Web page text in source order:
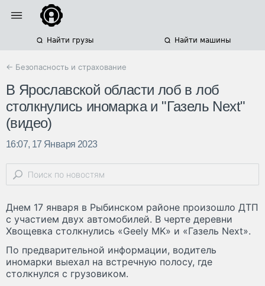
Найти грузы Найти машины
← Безопасность и страхование
В Ярославской области лоб в лоб
столкнулись иномарка и "Газель Next"
(видео)
16:07, 17 Января 2023
Днем 17 января в Рыбинском районе произошло ДТП
с участием двух автомобилей. В черте деревни
Хвощевка столкнулись «Geely MK» и «Газель Next».
По предварительной информации, водитель
иномарки выехал на встречную полосу, где
столкнулся с грузовиком.